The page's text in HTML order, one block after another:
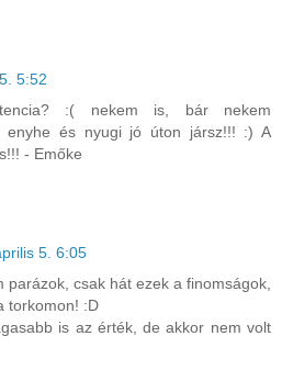
5:52
:( nekem is, bár nekem
enyhe és nyugi jó úton jársz!!! :) A
- Emőke
5. 6:05
parázok, csak hát ezek a finomságok,
torkomon! :D
is az érték, de akkor nem volt